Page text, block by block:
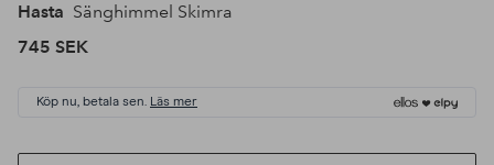
Hasta Sänghimmel Skimra
745 SEK
Köp nu, betala sen. Läs mer